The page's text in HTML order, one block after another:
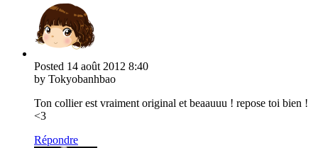
Posted 14 août 2012 8:40
by Tokyobanhbao
Ton collier est vraiment original et beaauuu ! repose toi bien !
<3
Répondre